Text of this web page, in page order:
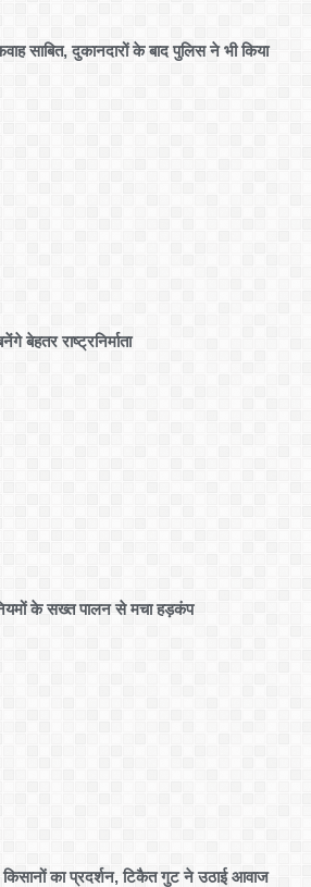
साबित, दुकानदारों के बाद पुलिस ने भी किया
बेहतर राष्ट्रनिर्माता
के सख्त पालन से मचा हड़कंप
किसानों का प्रदर्शन, टिकैत गुट ने उठाई आवाज